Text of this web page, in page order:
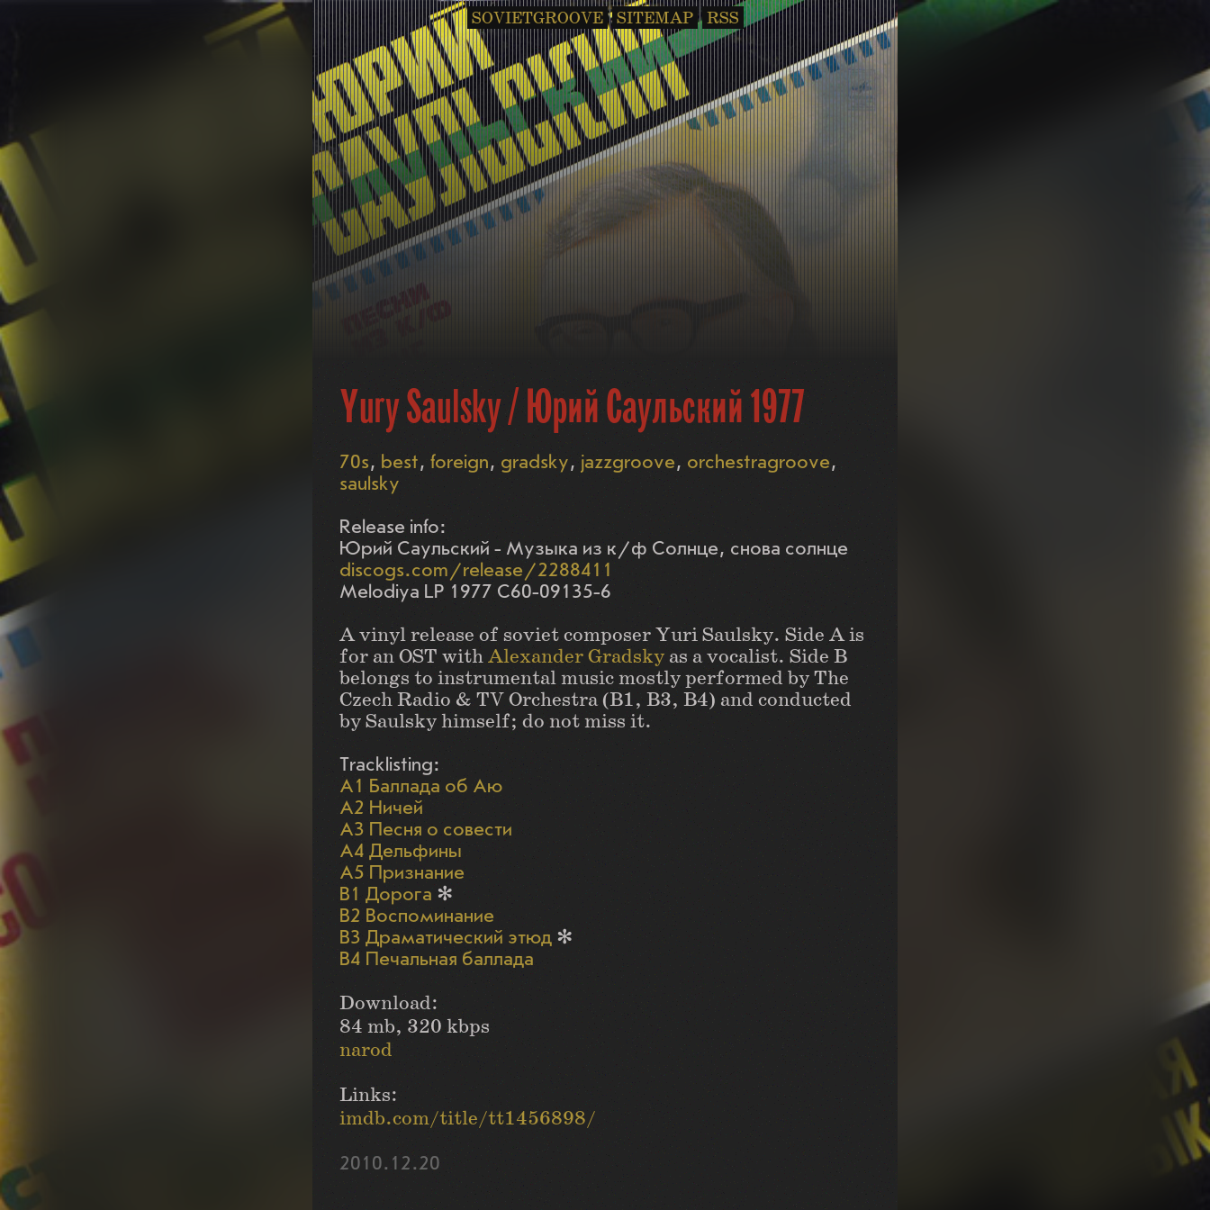
SOVIETGROOVE SITEMAP RSS
Yury Saulsky / Юрий Саульский 1977
70s best foreign gradsky jazzgroove
orchestragroove
saulsky
Release info:
Юрий Саульский - Музыка из к/ф Солнце, снова солнце
discogs.com/release/2288411
Melodiya LP 1977 С60-09135-6
A vinyl release of soviet composer Yuri Saulsky. Side A is
for an OST with Alexander Gradsky as a vocalist. Side B
belongs to instrumental music mostly performed by The
Czech Radio & TV Orchestra (B1, B3, B4) and conducted
by Saulsky himself; do not miss it.
Tracklisting:
A1 Баллада об Аю
A2 Ничей
A3 Песня о совести
A4 Дельфины
A5 Признание
B1 Дорога ✻
B2 Воспоминание
B3 Драматический этюд ✻
B4 Печальная баллада
Download:
84 mb, 320 kbps
narod
Links:
imdb.com/title/tt1456898/
2010.12.20